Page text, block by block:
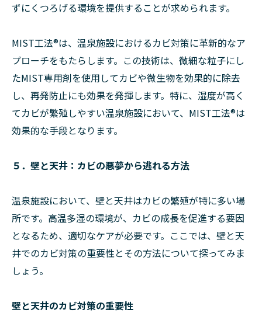
ずにくつろげる環境を提供することが求められます。
MIST工法®︎は、温泉施設におけるカビ対策に革新的なア
プローチをもたらします。この技術は、微細な粒子にし
たMIST専用剤を使用してカビや微生物を効果的に除去
し、再発防止にも効果を発揮します。特に、湿度が高く
てカビが繁殖しやすい温泉施設において、MIST工法®︎は
効果的な手段となります。
５．壁と天井：カビの悪夢から逃れる方法
温泉施設において、壁と天井はカビの繁殖が特に多い場
所です。高温多湿の環境が、カビの成長を促進する要因
となるため、適切なケアが必要です。ここでは、壁と天
井でのカビ対策の重要性とその方法について探ってみま
しょう。
壁と天井のカビ対策の重要性